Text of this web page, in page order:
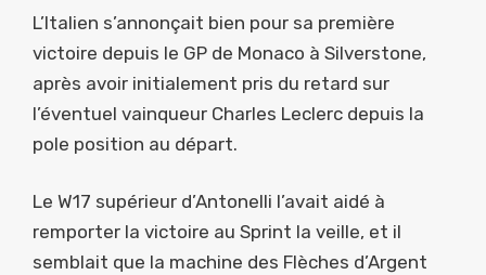
L’Italien s’annonçait bien pour sa première
victoire depuis le GP de Monaco à Silverstone,
après avoir initialement pris du retard sur
l’éventuel vainqueur Charles Leclerc depuis la
pole position au départ.
Le W17 supérieur d’Antonelli l’avait aidé à
remporter la victoire au Sprint la veille, et il
semblait que la machine des Flèches d’Argent